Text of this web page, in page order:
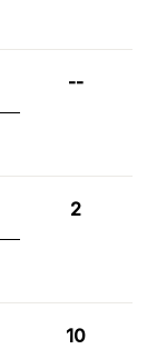
--
2
10